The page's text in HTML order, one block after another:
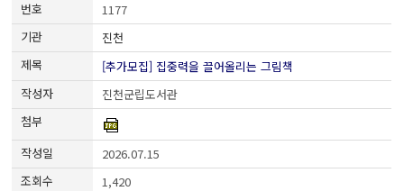
1177
진천
[추가모집] 집중력을 끌어올리는 그림책
진천군립도서관
2026.07.15
1,420